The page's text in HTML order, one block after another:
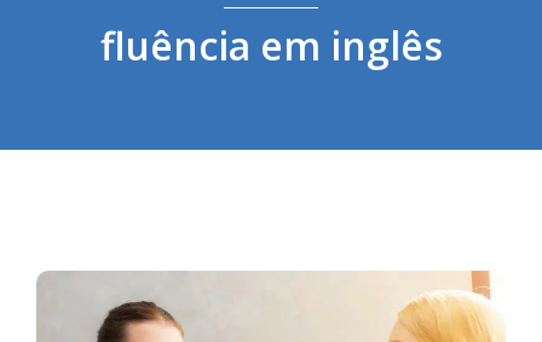
fluência em inglês